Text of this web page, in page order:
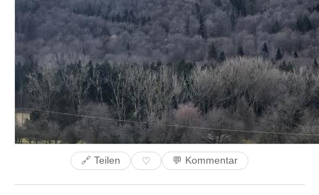
🔗 Teilen ♡ 💬 Kommentar